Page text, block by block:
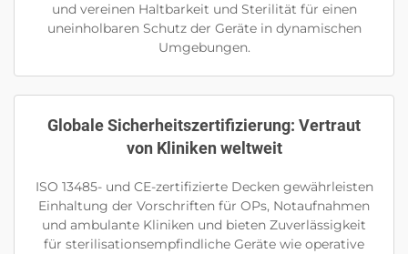
und vereinen Haltbarkeit und Sterilität für einen
uneinholbaren Schutz der Geräte in dynamischen
Umgebungen.
Globale Sicherheitszertifizierung: Vertraut
von Kliniken weltweit
ISO 13485- und CE-zertifizierte Decken gewährleisten
Einhaltung der Vorschriften für OPs, Notaufnahmen
und ambulante Kliniken und bieten Zuverlässigkeit
für sterilisationsempfindliche Geräte wie operative